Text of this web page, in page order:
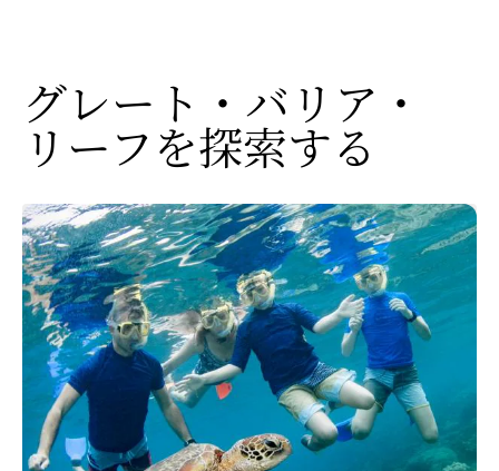
グレート・バリア・
リーフを​探索する